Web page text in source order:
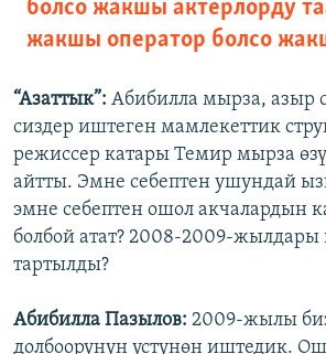
болсо жакшы актерлорду
жакшы оператор болсо
“Азаттык”: Абибилла мырза, азыр
сиздер иштеген мамлекеттик
режиссер катары Темир мырза
айтты. Эмне себептен ушундай
эмне себептен ошол акчалардын
болбой атат? 2008-2009-жылдары
тартылды?
Абибилла Пазылов: 2009-жылы
долбоорунун үстүнөн иштедик.